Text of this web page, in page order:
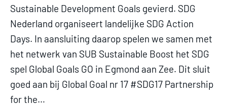
Sustainable Development Goals gevierd. SDG
Nederland organiseert landelijke SDG Action
Days. In aansluiting daarop spelen we samen met
het netwerk van SUB Sustainable Boost het SDG
spel Global Goals GO in Egmond aan Zee. Dit sluit
goed aan bij Global Goal nr 17 #SDG17 Partnership
for the…